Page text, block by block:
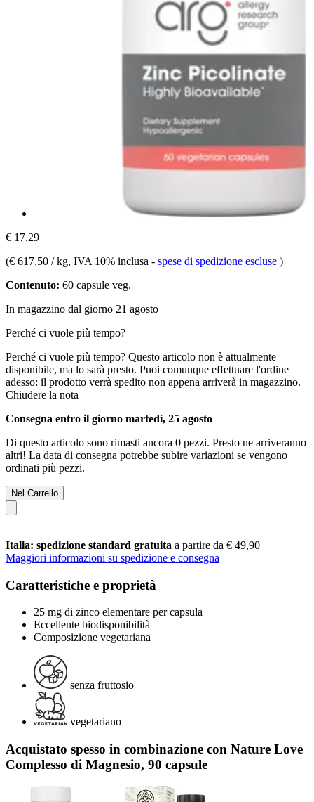
€ 17,29
(€ 617,50 / kg, IVA 10% inclusa - spese di spedizione escluse )
Contenuto: 60 capsule veg.
In magazzino dal giorno 21 agosto
Perché ci vuole più tempo?
Perché ci vuole più tempo? Questo articolo non è attualmente
disponibile, ma lo sarà presto. Puoi comunque effettuare l'ordine
adesso: il prodotto verrà spedito non appena arriverà in magazzino.
Chiudere la nota
Consegna entro il giorno martedì, 25 agosto
Di questo articolo sono rimasti ancora 0 pezzi. Presto ne arriveranno
altri! La data di consegna potrebbe subire variazioni se vengono
ordinati più pezzi.
Nel Carrello
Italia: spedizione standard gratuita a partire da € 49,90
Maggiori informazioni su spedizione e consegna
Caratteristiche e proprietà
25 mg di zinco elementare per capsula
Eccellente biodisponibilità
Composizione vegetariana
senza fruttosio
vegetariano
Acquistato spesso in combinazione con Nature Love
Complesso di Magnesio, 90 capsule